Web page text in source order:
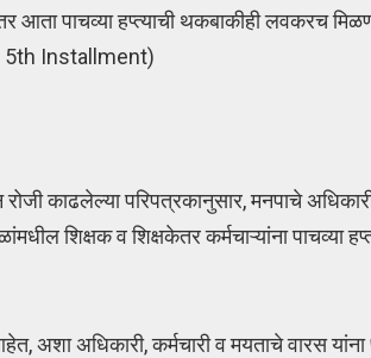
आता पाचव्या हप्त्याची थकबाकीही लवकरच
5th Installment)
काढलेल्या परिपत्रकानुसार, मनपाचे
शिक्षक व शिक्षकेतर कर्मचाऱ्यांना पाचव्या
अशा अधिकारी, कर्मचारी व मयताचे वारस